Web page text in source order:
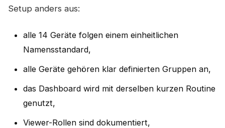
Setup anders aus:
alle 14 Geräte folgen einem einheitlichen
Namensstandard,
alle Geräte gehören klar definierten Gruppen an,
das Dashboard wird mit derselben kurzen Routine
genutzt,
Viewer-Rollen sind dokumentiert,